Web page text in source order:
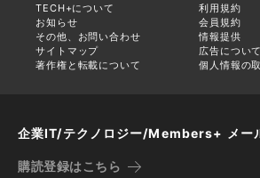
TECH+について
利用規約
お知らせ
会員規約
その他、お問い合わせ
情報提供
サイトマップ
広告について
著作権と転載について
個人情報の
企業IT/テクノロジー/Members+ メー
購読登録はこちら